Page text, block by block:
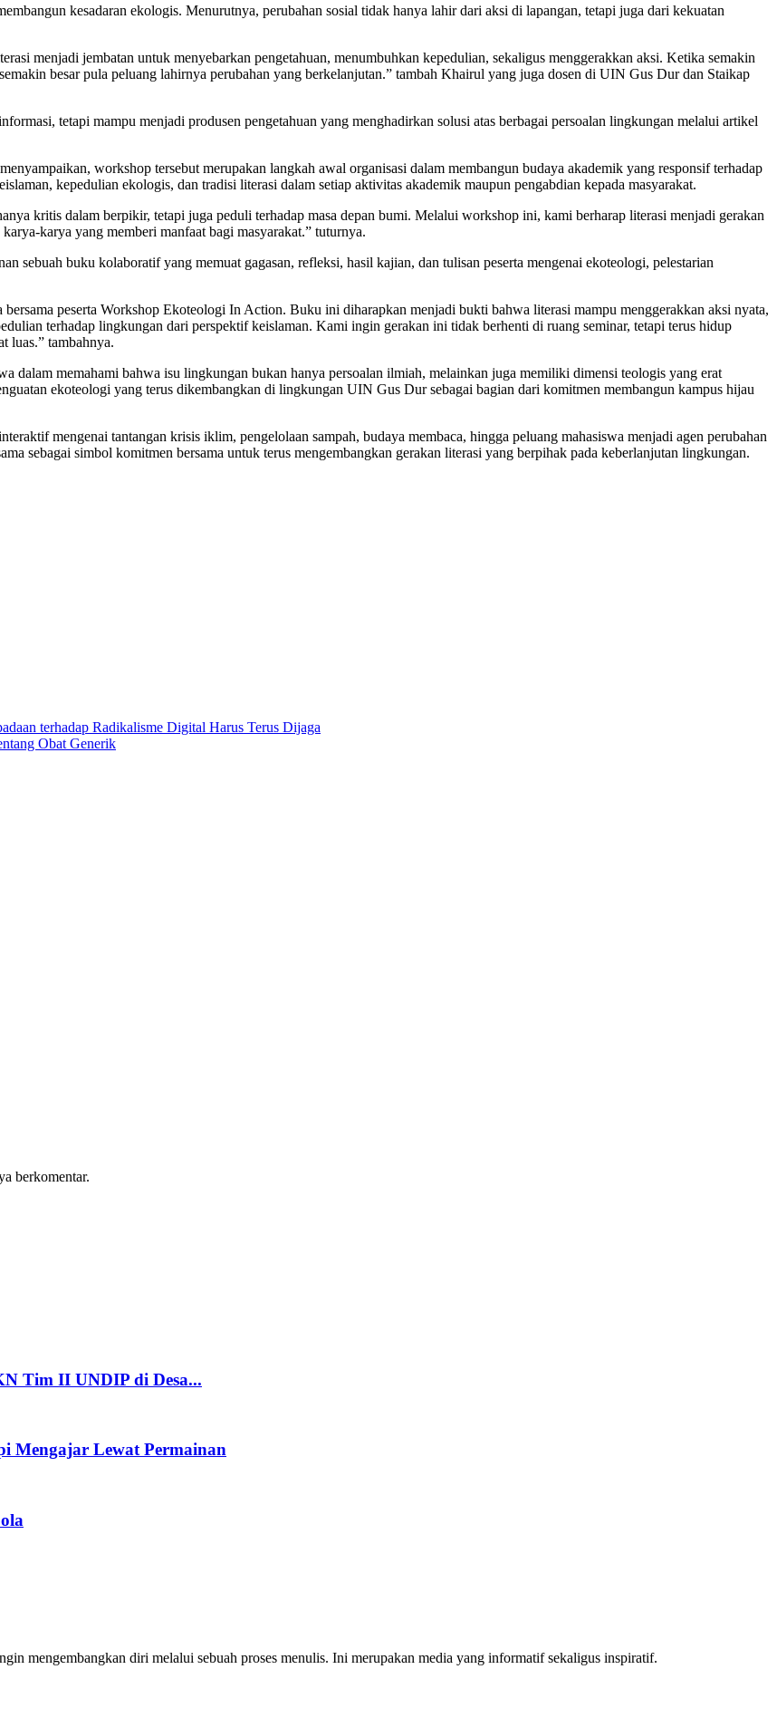
kesadaran ekologis. Menurutnya, perubahan sosial tidak hanya lahir dari aksi di lapangan, tetapi juga dari kekuatan
menjadi jembatan untuk menyebarkan pengetahuan, menumbuhkan kepedulian, sekaligus menggerakkan aksi. Ketika semakin
besar pula peluang lahirnya perubahan yang berkelanjutan.” tambah Khairul yang juga dosen di UIN Gus Dur dan Staikap
tetapi mampu menjadi produsen pengetahuan yang menghadirkan solusi atas berbagai persoalan lingkungan melalui artikel
workshop tersebut merupakan langkah awal organisasi dalam membangun budaya akademik yang responsif terhadap
kepedulian ekologis, dan tradisi literasi dalam setiap aktivitas akademik maupun pengabdian kepada masyarakat.
kritis dalam berpikir, tetapi juga peduli terhadap masa depan bumi. Melalui workshop ini, kami berharap literasi menjadi gerakan
karya yang memberi manfaat bagi masyarakat.” tuturnya.
sebuah buku kolaboratif yang memuat gagasan, refleksi, hasil kajian, dan tulisan peserta mengenai ekoteologi, pelestarian
peserta Workshop Ekoteologi In Action. Buku ini diharapkan menjadi bukti bahwa literasi mampu menggerakkan aksi nyata,
terhadap lingkungan dari perspektif keislaman. Kami ingin gerakan ini tidak berhenti di ruang seminar, tetapi terus hidup
luas.” tambahnya.
dalam memahami bahwa isu lingkungan bukan hanya persoalan ilmiah, melainkan juga memiliki dimensi teologis yang erat
ekoteologi yang terus dikembangkan di lingkungan UIN Gus Dur sebagai bagian dari komitmen membangun kampus hijau
mengenai tantangan krisis iklim, pengelolaan sampah, budaya membaca, hingga peluang mahasiswa menjadi agen perubahan
sebagai simbol komitmen bersama untuk terus mengembangkan gerakan literasi yang berpihak pada keberlanjutan lingkungan.
terhadap Radikalisme Digital Harus Terus Dijaga
Obat Generik
berkomentar.
Tim II UNDIP di Desa...
Mengajar Lewat Permainan
mengembangkan diri melalui sebuah proses menulis. Ini merupakan media yang informatif sekaligus inspiratif.